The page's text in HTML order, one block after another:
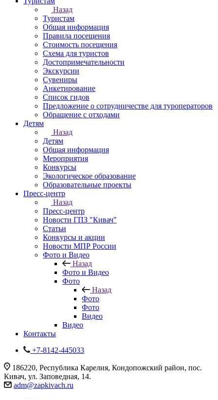
Назад
Туристам
Общая информация
Правила посещения
Стоимость посещения
Схема для туристов
Достопримечательности
Экскурсии
Сувениры
Анкетирование
Список гидов
Предложение о сотрудничестве для туроператоров
Обращение с отходами
Детям
Назад
Детям
Общая информация
Мероприятия
Конкурсы
Экологическое образование
Образовательные проекты
Пресс-центр
Назад
Пресс-центр
Новости ГПЗ "Кивач"
Статьи
Конкурсы и акции
Новости МПР России
Фото и Видео
Назад
Фото и Видео
Фото
Назад
Фото
Фото
Видео
Видео
Контакты
+7-8142-445033
186220, Республика Карелия, Кондопожский район, пос.
Кивач, ул. Заповедная, 14.
adm@zapkivach.ru